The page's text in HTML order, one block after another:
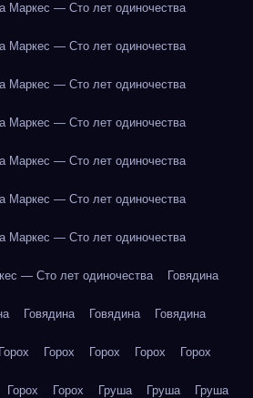
Маркес — Сто лет одиночества
Маркес — Сто лет одиночества
Маркес — Сто лет одиночества
Маркес — Сто лет одиночества
Маркес — Сто лет одиночества
Маркес — Сто лет одиночества
Маркес — Сто лет одиночества
— Сто лет одиночества Говядина
Говядина Говядина Говядина
Горох Горох Горох Горох Горох
Горох Горох Груша Груша Груша